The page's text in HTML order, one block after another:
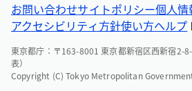
お問い合わせサイトポリシー個人
アクセシビリティ方針使い方ヘルプ
東京都庁：〒163-8001 東京都新宿区西新宿2-
表）
Copyright (C) Tokyo Metropolitan